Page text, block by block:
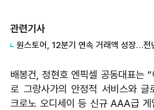
관련기사
원스토어, 12분기 연속 거래액 성장…
배봉건, 정현호 엔픽셀 공동대표는 “
로 그랑사가의 안정적 서비스와 글
크로노 오디세이 등 신규 AAA급